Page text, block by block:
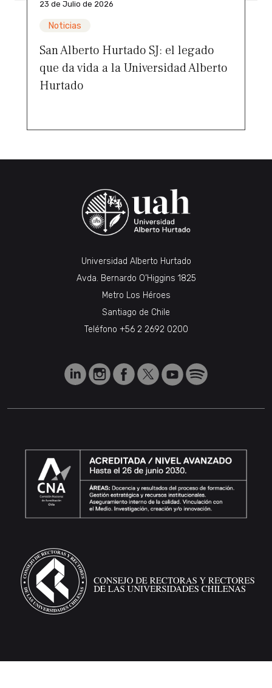
23 de Julio de 2026
Noticias
San Alberto Hurtado SJ: el legado
que da vida a la Universidad Alberto
Hurtado
Universidad Alberto Hurtado
Avda. Bernardo O’Higgins 1825
Metro Los Héroes
Santiago de Chile
Teléfono +56 2 2692 0200